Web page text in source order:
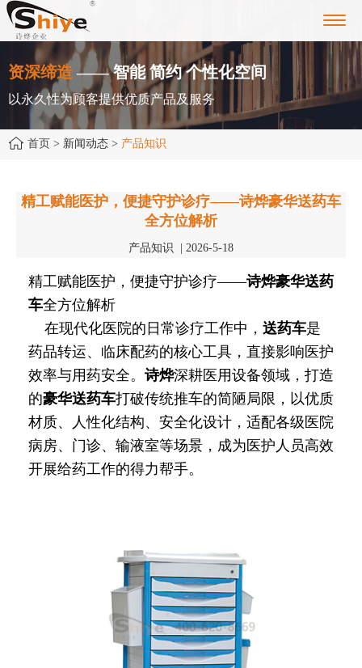
资深缔造 —— 智能 简约 个性化空间
以永久性为顾客提供优质产品及服务
首页 > 新闻动态 > 产品知识
精工赋能医护，便捷守护诊疗——诗烨豪华送药车
全方位解析
产品知识 | 2026-5-18
精工赋能医护，便捷守护诊疗——诗烨豪华送药
车全方位解析
在现代化医院的日常诊疗工作中， 送药车是
药品转运、临床配药的核心工具，直接影响医护
效率与用药安全。 诗烨深耕医用设备领域，打造
的豪华送药车打破传统推车的简陋局限，以优质
材质、人性化结构、安全化设计，适配各级医院
病房、门诊、输液室等场景，成为医护人员高效
开展给药工作的得力帮手。